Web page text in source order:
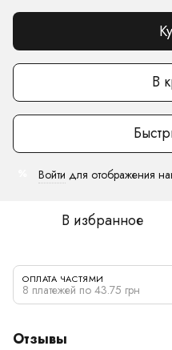
В
Войти для отображения
В избранное
ОПЛАТА ЧАСТЯМИ
8 платежей по 43.75 грн
Отзывы